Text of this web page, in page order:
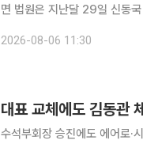
면 법원은 지난달 29일 신동
2026-08-06 11:30
대표 교체에도 김동관
수석부회장 승진에도 에어로·